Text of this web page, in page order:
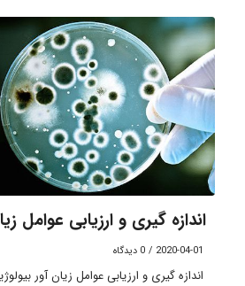
اندازه گیری و ارزیابی عوامل
2020-04-01
/ 0 دیدگاه
اندازه گیری و ارزیابی عوامل زیان آور